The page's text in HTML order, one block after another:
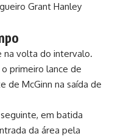
Grant Hanley
na volta do intervalo.
primeiro lance de
de McGinn na saída de
em batida
da área pela